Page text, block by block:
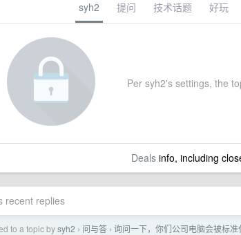
syh2 提问 技术话题 好玩
Per syh2's settings, the
Dealsinfo, including
recent replies
to a topic bysyh2 › 问与答 › 询问一下，你们公司电脑会被标准